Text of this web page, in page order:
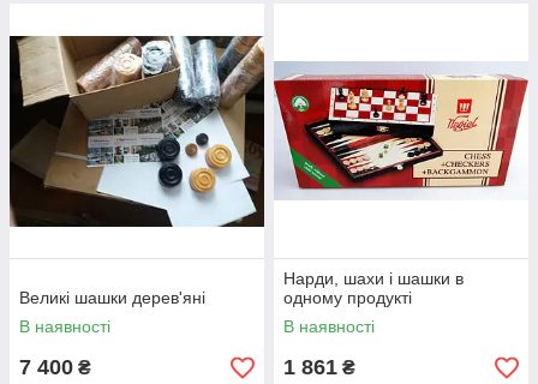
Великі шашки дерев'яні
В наявності
7 400 ₴
Нарди, шахи і шашки в
одному продукті
В наявності
1 861 ₴